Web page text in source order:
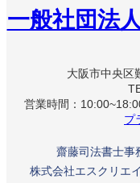
一般社団法
大阪市中央区
営業時間：
プ
齋藤司法書士事
株式会社エスクリエ